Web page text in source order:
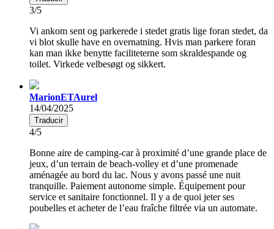
3/5
Vi ankom sent og parkerede i stedet gratis lige foran stedet, da
vi blot skulle have en overnatning. Hvis man parkere foran
kan man ikke benytte faciliteterne som skraldespande og
toilet. Virkede velbesøgt og sikkert.
MarionETAurel
14/04/2025
Traducir
4/5
Bonne aire de camping-car à proximité d’une grande place de
jeux, d’un terrain de beach-volley et d’une promenade
aménagée au bord du lac. Nous y avons passé une nuit
tranquille. Paiement autonome simple. Équipement pour
service et sanitaire fonctionnel. Il y a de quoi jeter ses
poubelles et acheter de l’eau fraîche filtrée via un automate.